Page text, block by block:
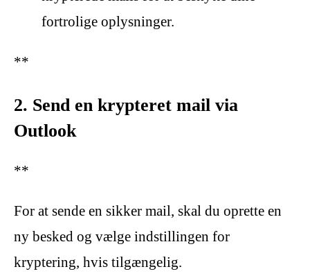
fortrolige oplysninger.
**
2. Send en krypteret mail via
Outlook
**
For at sende en sikker mail, skal du oprette en
ny besked og vælge indstillingen for
kryptering, hvis tilgængelig.